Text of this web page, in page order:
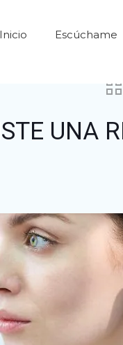
Inicio Escúchame
UNA